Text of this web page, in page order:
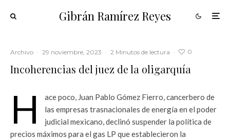
Gibrán Ramírez Reyes
Archivo · 29 noviembre, 2023 · 2 Minutos de lectura · 0
Incoherencias del juez de la oligarquía
H
ace poco, Juan Pablo Gómez Fierro, cancerbero de
las empresas trasnacionales de energía en el poder
judicial mexicano, declinó suspender la política de
precios máximos para el gas LP que establecieron la